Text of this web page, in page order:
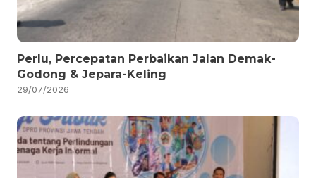
Perlu, Percepatan Perbaikan Jalan Demak-
Godong & Jepara-Keling
29/07/2026